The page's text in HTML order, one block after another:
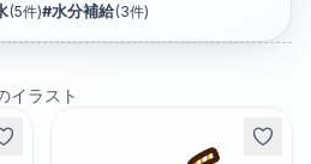
(5件)#水分補給(3件)
イラスト